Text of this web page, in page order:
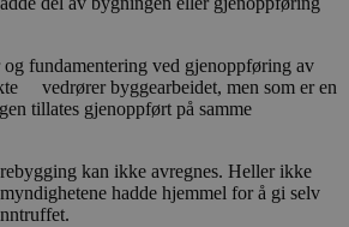
fundamentering ved gjenoppføring av
vedrører byggearbeidet, men som er en
tillates gjenoppført på samme
kan ikke avregnes. Heller ikke
hadde hjemmel for å gi selv